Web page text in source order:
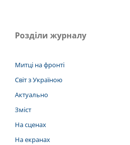
Розділи журналу
Митці на фронті
Світ з Україною
Актуально
Зміст
На сценах
На екранах